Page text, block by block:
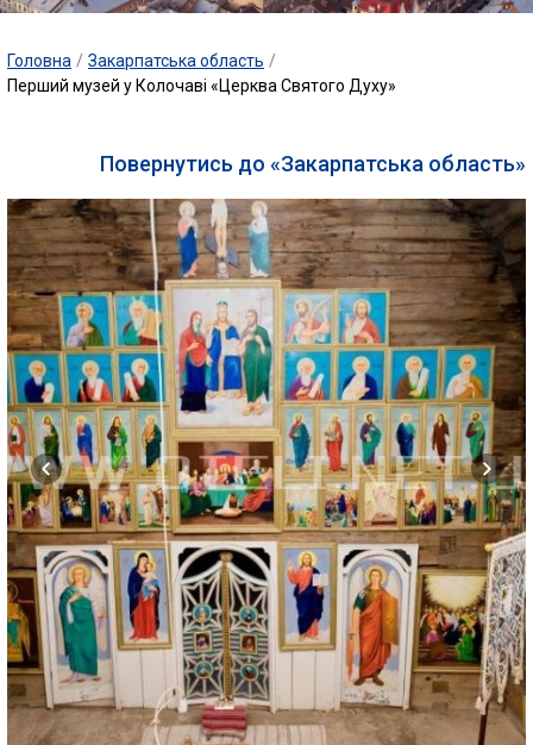
Головна / Закарпатська область /
Перший музей у Колочаві «Церква Святого Духу»
Повернутись до «Закарпатська область»